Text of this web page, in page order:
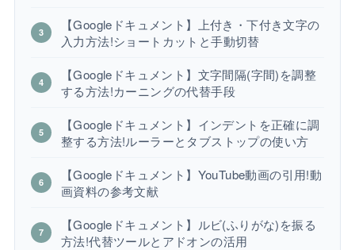
【Googleドキュメント】上付き・下付き文字の
入力方法!ショートカットと手動切替
【Googleドキュメント】文字間隔(字間)を調整
する方法!カーニングの代替手段
【Googleドキュメント】インデントを正確に調
整する方法!ルーラーとタブストップの使い方
【Googleドキュメント】YouTube動画の引用!動
画資料の参考文献
【Googleドキュメント】ルビ(ふりがな)を振る
方法!代替ツールとアドオンの活用